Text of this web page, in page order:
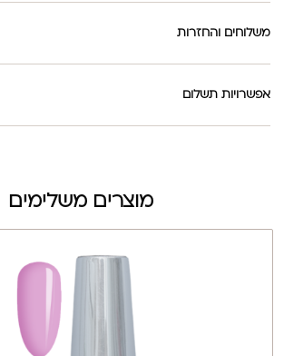
משלוחים והחזרות
אפשרויות תשלום
מוצרים משלימים